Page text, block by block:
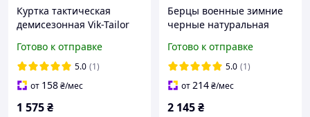
Куртка тактическая
демисезонная Vik-Tailor
14 Пиксель ВСУ
Готово к отправке
5.0 (1)
от 158₴/мес
1 575₴
Берцы военные зимние
черные натуральная
меху
Готово к отправке
5.0 (1)
от214₴/мес
2 145₴